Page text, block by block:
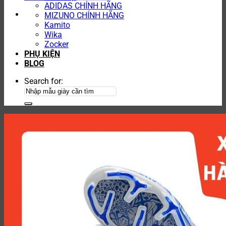
ADIDAS CHÍNH HÃNG
MIZUNO CHÍNH HÃNG
Kamito
Wika
Zocker
PHỤ KIỆN
BLOG
Search for: